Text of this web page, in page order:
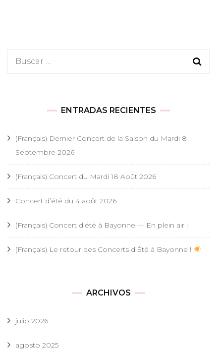
Buscar:
ENTRADAS RECIENTES
(Français) Dernier Concert de la Saison du Mardi 8
Septembre 2026
(Français) Concert du Mardi 18 Août 2026
Concert d’été du 4 août 2026
(Français) Concert d’été à Bayonne — En plein air !
(Français) Le retour des Concerts d’Été à Bayonne !
ARCHIVOS
julio 2026
agosto 2025